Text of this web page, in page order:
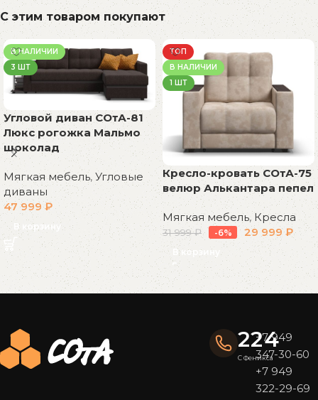
С этим товаром покупают
В НАЛИЧИИ
3 ШТ
Угловой диван СОтА-81
Люкс рогожка Мальмо
шоколад
Мягкая мебель, Угловые
диваны
47 999₽
В корзину
ТОП
В НАЛИЧИИ
1 ШТ
Кресло-кровать СОтА-75
велюр Алькантара пепел
Мягкая мебель, Кресла
31 999₽ -6% 29 999₽
В корзину
Read More
224
С Феникса
+7 949
347-30-60
+7 949
322-29-69